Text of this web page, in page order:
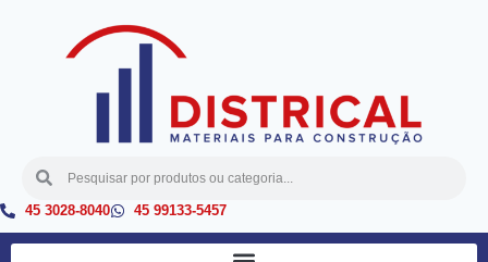
45 3028-8040 45 99133-5457